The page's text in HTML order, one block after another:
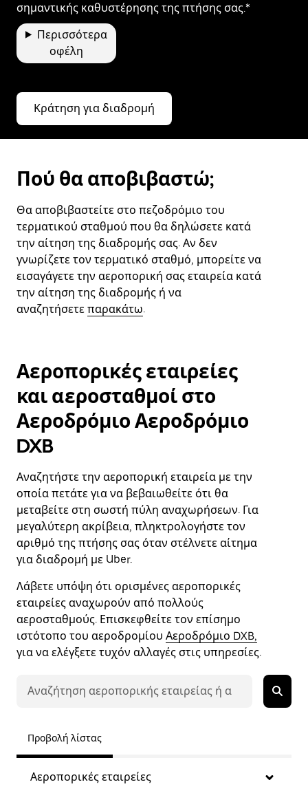
σημαντικής καθυστέρησης της πτήσης σας.*
Περισσότερα
οφέλη
Κράτηση για διαδρομή
Πού θα αποβιβαστώ;
Θα αποβιβαστείτε στο πεζοδρόμιο του
τερματικού σταθμού που θα δηλώσετε κατά
την αίτηση της διαδρομής σας. Αν δεν
γνωρίζετε τον τερματικό σταθμό, μπορείτε να
εισαγάγετε την αεροπορική σας εταιρεία κατά
την αίτηση της διαδρομής ή να
αναζητήσετε παρακάτω.
Αεροπορικές εταιρείες
και αεροσταθμοί στο
Αεροδρόμιο Αεροδρόμιο
DXB
Αναζητήστε την αεροπορική εταιρεία με την
οποία πετάτε για να βεβαιωθείτε ότι θα
μεταβείτε στη σωστή πύλη αναχωρήσεων. Για
μεγαλύτερη ακρίβεια, πληκτρολογήστε τον
αριθμό της πτήσης σας όταν στέλνετε αίτημα
για διαδρομή με Uber.
Λάβετε υπόψη ότι ορισμένες αεροπορικές
εταιρείες αναχωρούν από πολλούς
αεροσταθμούς. Επισκεφθείτε τον επίσημο
ιστότοπο του αεροδρομίου Αεροδρόμιο DXB,
για να ελέγξετε τυχόν αλλαγές στις υπηρεσίες.
Προβολή λίστας
Αεροπορικές εταιρείες